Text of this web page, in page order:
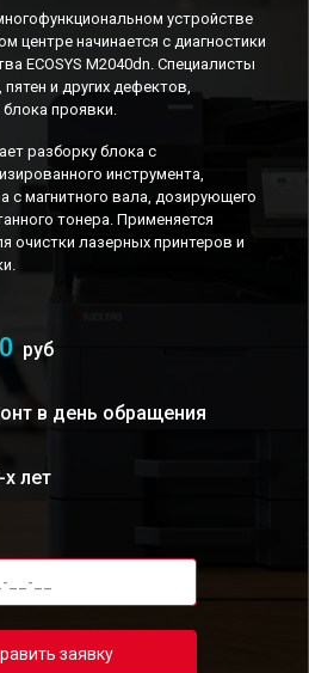
устройстве
центре начинается с диагностики
ECOSYS M2040dn. Специалисты
и других дефектов,
проявки.
разборку блока с
инструмента,
с магнитного вала, дозирующего
тонера. Применяется
очистки лазерных принтеров и
руб
в день обращения
лет
заявку